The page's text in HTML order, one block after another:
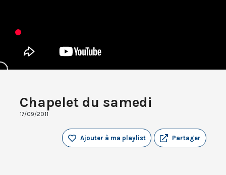
Chapelet du samedi
17/09/2011
Partager
Ajouter à ma playlist